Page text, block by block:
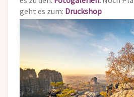
geht es zum: Druckshop